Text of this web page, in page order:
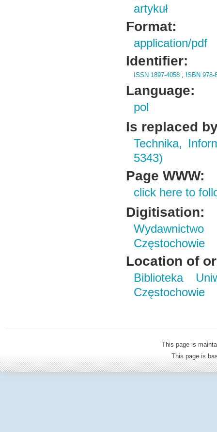
artykuł
Format:
application/pdf
Identifier:
ISSN 1897-4058 ; ISBN 978-
Language:
pol
Is replaced
Technika,
5343)
Page WWW:
click here to
Digitisation:
Częstochowie
Location of
Biblioteka
Częstochowie
This page is
This page is